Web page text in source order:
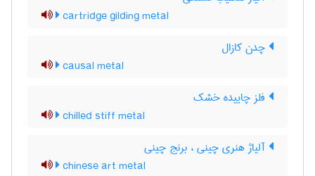
cartridge gilding metal
چدن کازال
causal metal
فلز چاییده خشک
chilled stiff metal
آلیاژ هنری چینی ، برنج چینی
chinese art metal